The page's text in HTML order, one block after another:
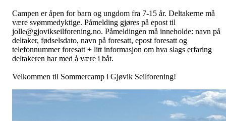
Campen er åpen for barn og ungdom fra 7-15 år. Deltakerne må
være svømmedyktige. Påmelding gjøres på epost til
jolle@gjovikseilforening.no. Påmeldingen må inneholde: navn på
deltaker, fødselsdato, navn på foresatt, epost foresatt og
telefonnummer foresatt + litt informasjon om hva slags erfaring
deltakeren har med å være i båt.
Velkommen til Sommercamp i Gjøvik Seilforening!